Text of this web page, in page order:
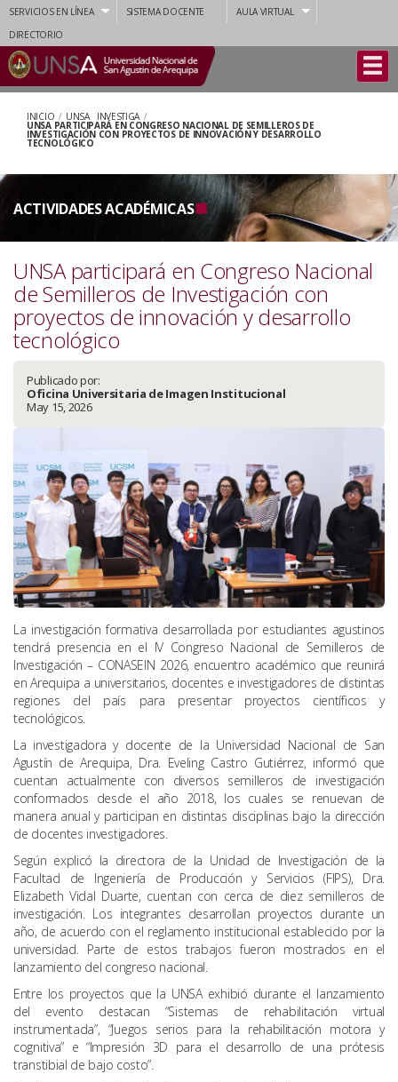
SERVICIOS EN LÍNEA SISTEMA DOCENTE
AULA VIRTUAL
DIRECTORIO
INICIO / UNSA INVESTIGA /
UNSA PARTICIPARÁ EN CONGRESO NACIONAL DE SEMILLEROS DE
INVESTIGACIÓN CON PROYECTOS DE INNOVACIÓN Y DESARROLLO
TECNOLÓGICO
ACTIVIDADES ACADÉMICAS
UNSA participará en Congreso Nacional
de Semilleros de Investigación con
proyectos de innovación y desarrollo
tecnológico
Publicado por:
Oficina Universitaria de Imagen Institucional
May 15, 2026
La investigación formativa desarrollada por estudiantes agustinos
tendrá presencia en el IV Congreso Nacional de Semilleros de
Investigación – CONASEIN 2026, encuentro académico que reunirá
en Arequipa a universitarios, docentes e investigadores de distintas
regiones del país para presentar proyectos científicos y
tecnológicos.
La investigadora y docente de la Universidad Nacional de San
Agustín de Arequipa, Dra. Eveling Castro Gutiérrez, informó que
cuentan actualmente con diversos semilleros de investigación
conformados desde el año 2018, los cuales se renuevan de
manera anual y participan en distintas disciplinas bajo la dirección
de docentes investigadores.
Según explicó la directora de la Unidad de Investigación de la
Facultad de Ingeniería de Producción y Servicios (FIPS), Dra.
Elizabeth Vidal Duarte, cuentan con cerca de diez semilleros de
investigación. Los integrantes desarrollan proyectos durante un
año, de acuerdo con el reglamento institucional establecido por la
universidad. Parte de estos trabajos fueron mostrados en el
lanzamiento del congreso nacional.
Entre los proyectos que la UNSA exhibió durante el lanzamiento
del evento destacan “Sistemas de rehabilitación virtual
instrumentada”, “Juegos serios para la rehabilitación motora y
cognitiva” e “Impresión 3D para el desarrollo de una prótesis
transtibial de bajo costo”.